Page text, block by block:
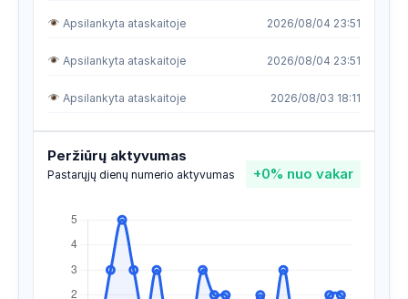
Apsilankyta ataskaitoje 2026/08/04 23:51
Apsilankyta ataskaitoje 2026/08/04 23:51
Apsilankyta ataskaitoje 2026/08/03 18:11
Apsilankyta ataskaitoje 2026/07/31 08:51
Apsilankyta ataskaitoje 2026/07/29 08:17
Apsilankyta ataskaitoje
Apsilankyta ataskaitoje 2026/07/27 21:06
Peržiūrų aktyvumas
Pastarųjų dienų numerio aktyvumas +0% nuo vakar